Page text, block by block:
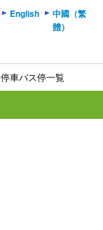
停車バス停一覧
English
中國（繁
體）